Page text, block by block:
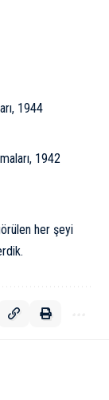
1944
1942
her şeyi